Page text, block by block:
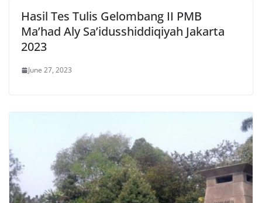
Hasil Tes Tulis Gelombang II PMB
Ma’had Aly Sa’idusshiddiqiyah Jakarta
2023
June 27, 2023